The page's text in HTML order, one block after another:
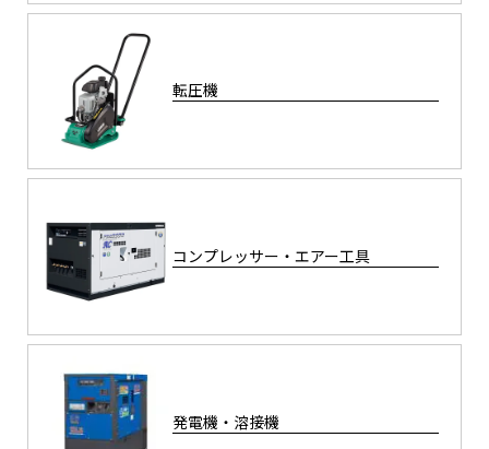
転圧機
コンプレッサー・エアー工具
発電機・溶接機